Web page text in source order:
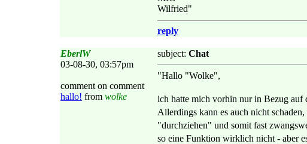
Wilfried"
reply
EberlW
03-08-30, 03:57pm
comment on comment
hallo! from wolke
subject: Chat
"Hallo "Wolke",
ich hatte mich vorhin nur in Bezug
Allerdings kann es auch nicht
"durchziehen" und somit fast
so eine Funktion wirklich nicht - aber